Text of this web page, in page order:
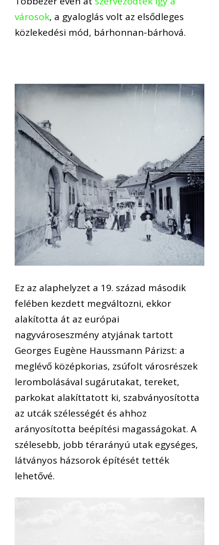
városok, a gyaloglás volt az elsődleges
közlekedési mód, bárhonnan-bárhová.
Ez az alaphelyzet a 19. század második
felében kezdett megváltozni, ekkor
alakította át az európai
nagyvároseszmény atyjának tartott
Georges Eugène Haussmann Párizst: a
meglévő középkorias, zsúfolt városrészek
lerombolásával sugárutakat, tereket,
parkokat alakíttatott ki, szabványosította
az utcák szélességét és ahhoz
arányosította beépítési magasságokat. A
szélesebb, jobb térarányú utak egységes,
látványos házsorok építését tették
lehetővé.